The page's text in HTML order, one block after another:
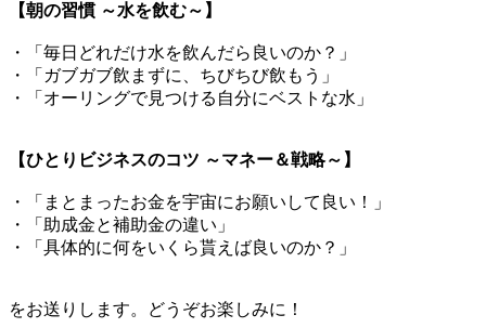
【朝の習慣 ～水を飲む～】
・「毎日どれだけ水を飲んだら良いのか？」
・「ガブガブ飲まずに、ちびちび飲もう」
・「オーリングで見つける自分にベストな水」
【ひとりビジネスのコツ ～マネー＆戦略～】
・「まとまったお金を宇宙にお願いして良い！」
・「助成金と補助金の違い」
・「具体的に何をいくら貰えば良いのか？」
をお送りします。どうぞお楽しみに！